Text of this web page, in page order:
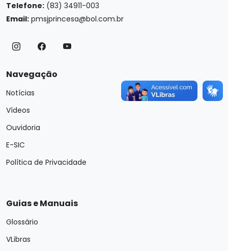
Telefone: (83) 34911-003
Email: pmsjprincesa@bol.com.br
Navegação
Notícias
Vídeos
Ouvidoria
E-SIC
Política de Privacidade
Guias e Manuais
Glossário
VLibras